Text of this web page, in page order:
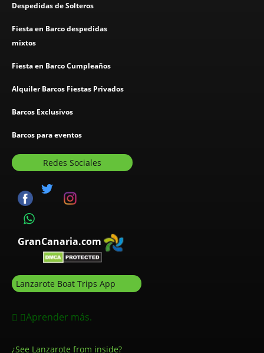
Despedidas de Solteros
Fiesta en Barco despedidas
mixtos
Fiesta en Barco Cumpleaños
Alquiler Barcos Fiestas Privados
Barcos Exclusivos
Barcos para eventos
Redes Sociales
GranCanaria.com
Lanzarote Boat Trips App
Aprender más.
¿See Lanzarote from inside?